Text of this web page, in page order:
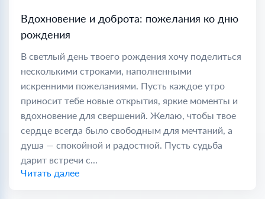
Вдохновение и доброта: пожелания ко дню
рождения
В светлый день твоего рождения хочу поделиться
несколькими строками, наполненными
искренними пожеланиями. Пусть каждое утро
приносит тебе новые открытия, яркие моменты и
вдохновение для свершений. Желаю, чтобы твое
сердце всегда было свободным для мечтаний, а
душа — спокойной и радостной. Пусть судьба
дарит встречи с...
Читать далее